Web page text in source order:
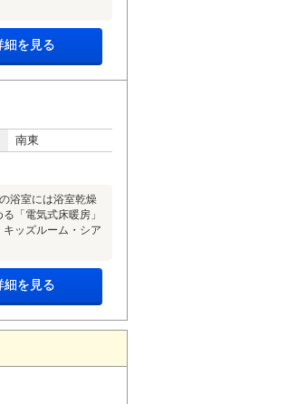
細を見る
南東
浴室には浴室乾燥
「電気式床暖房」
ッズルーム・シア
細を見る